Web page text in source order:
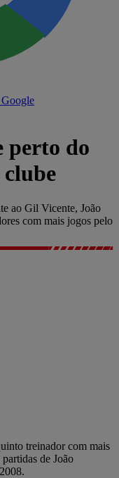
perto do
ao Gil Vicente, João
com mais jogos pelo
treinador com mais
de João